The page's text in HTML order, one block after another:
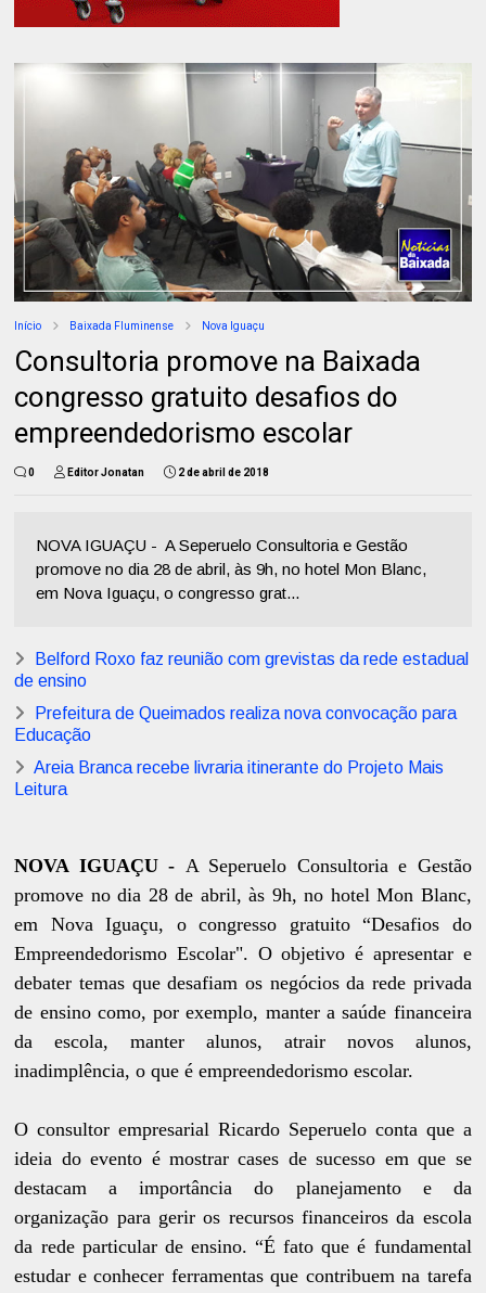
Início Baixada Fluminense Nova Iguaçu
Consultoria promove na Baixada
congresso gratuito desafios do
empreendedorismo escolar
0 Editor Jonatan 2 de abril de 2018
NOVA IGUAÇU - A Seperuelo Consultoria e Gestão
promove no dia 28 de abril, às 9h, no hotel Mon Blanc,
em Nova Iguaçu, o congresso grat...
Belford Roxo faz reunião com grevistas da rede estadual
de ensino
Prefeitura de Queimados realiza nova convocação para
Educação
Areia Branca recebe livraria itinerante do Projeto Mais
Leitura
NOVA IGUAÇU - A Seperuelo Consultoria e Gestão
promove no dia 28 de abril, às 9h, no hotel Mon Blanc,
em Nova Iguaçu, o congresso gratuito “Desafios do
Empreendedorismo Escolar". O objetivo é apresentar e
debater temas que desafiam os negócios da rede privada
de ensino como, por exemplo, manter a saúde financeira
da escola, manter alunos, atrair novos alunos,
inadimplência, o que é empreendedorismo escolar.
O consultor empresarial Ricardo Seperuelo conta que a
ideia do evento é mostrar cases de sucesso em que se
destacam a importância do planejamento e da
organização para gerir os recursos financeiros da escola
da rede particular de ensino. “É fato que é fundamental
estudar e conhecer ferramentas que contribuem na tarefa